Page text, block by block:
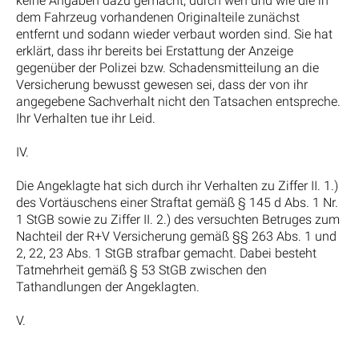
dem Fahrzeug vorhandenen Originalteile zunächst
entfernt und sodann wieder verbaut worden sind. Sie hat
erklärt, dass ihr bereits bei Erstattung der Anzeige
gegenüber der Polizei bzw. Schadensmitteilung an die
Versicherung bewusst gewesen sei, dass der von ihr
angegebene Sachverhalt nicht den Tatsachen entspreche.
Ihr Verhalten tue ihr Leid.
IV.
Die Angeklagte hat sich durch ihr Verhalten zu Ziffer II. 1.)
des Vortäuschens einer Straftat gemäß § 145 d Abs. 1 Nr.
1 StGB sowie zu Ziffer II. 2.) des versuchten Betruges zum
Nachteil der R+V Versicherung gemäß §§ 263 Abs. 1 und
2, 22, 23 Abs. 1 StGB strafbar gemacht. Dabei besteht
Tatmehrheit gemäß § 53 StGB zwischen den
Tathandlungen der Angeklagten.
V.